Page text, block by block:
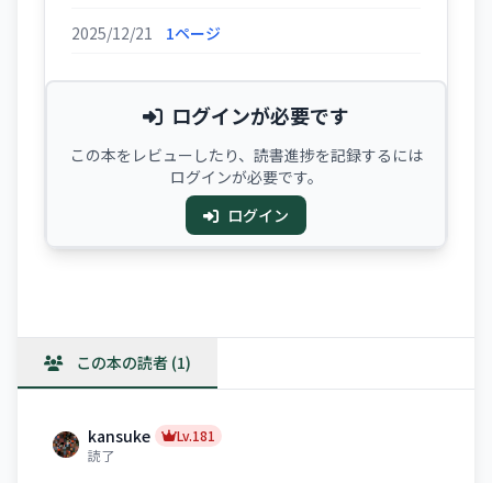
2025/12/21 1ページ
ログインが必要です
この本をレビューしたり、読書進捗を記録するには
ログインが必要です。
ログイン
この本の読者 (1)
kansuke
Lv.181
読了